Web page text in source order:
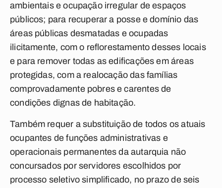
ambientais e ocupação irregular de espaços
públicos; para recuperar a posse e domínio das
áreas públicas desmatadas e ocupadas
ilicitamente, com o reflorestamento desses locais
e para remover todas as edificações em áreas
protegidas, com a realocação das famílias
comprovadamente pobres e carentes de
condições dignas de habitação.
Também requer a substituição de todos os atuais
ocupantes de funções administrativas e
operacionais permanentes da autarquia não
concursados por servidores escolhidos por
processo seletivo simplificado, no prazo de seis